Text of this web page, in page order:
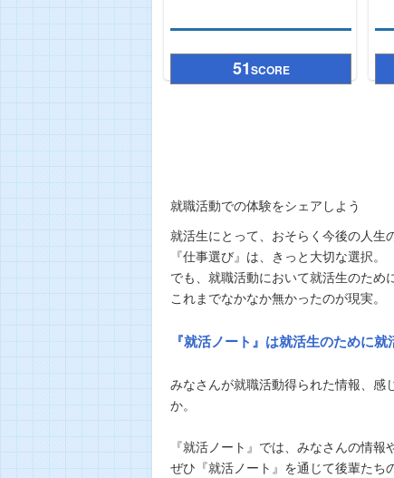
51SCORE
就職活動での体験をシェアしよう
就活生にとって、おそらく今後の人生
『仕事選び』は、きっと大切な選択。
でも、就職活動において就活生のた
これまでなかなか無かったのが現実。
『就活ノート』は就活生のために
みなさんが就職活動得られた情報、感
か。
『就活ノート』では、みなさんの情報
ぜひ『就活ノート』を通じて後輩たち